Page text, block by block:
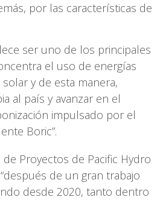
por las características de
ser uno de los principales
el uso de energías
y de esta manera,
al país y avanzar en el
impulsado por el
Boric”.
Proyectos de Pacific Hydro
de un gran trabajo
desde 2020, tanto dentro